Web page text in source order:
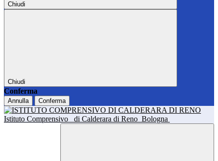
Chiudi
Chiudi
Conferma
Annulla Conferma
Istituto Comprensivo di Calderara di Reno Bologna